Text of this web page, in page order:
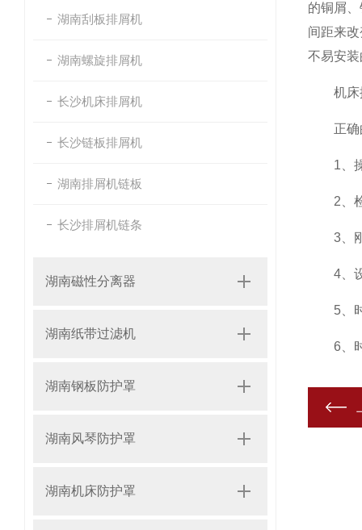
湖南刮板排屑机
湖南螺旋排屑机
长沙机床排屑机
长沙链板排屑机
湖南排屑机链板
长沙排屑机链条
湖南磁性分离器
湖南纸带过滤机
湖南钢板防护罩
湖南风琴防护罩
湖南机床防护罩
的铜屑
间距来
不易安
机床排
正确的
1、操
2、检
3、刚
4、设
5、时
6、时